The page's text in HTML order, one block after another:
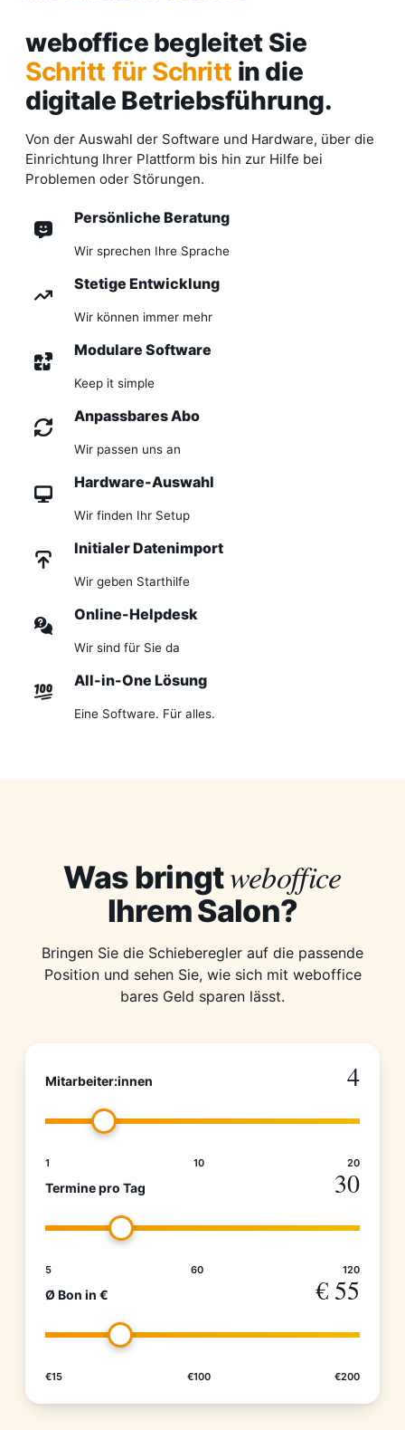
weboffice begleitet Sie
Schritt für Schritt in die
digitale Betriebsführung.
Von der Auswahl der Software und Hardware, über die
Einrichtung Ihrer Plattform bis hin zur Hilfe bei
Problemen oder Störungen.
Persönliche Beratung
Wir sprechen Ihre Sprache
Stetige Entwicklung
Wir können immer mehr
Modulare Software
Keep it simple
Anpassbares Abo
Wir passen uns an
Hardware-Auswahl
Wir finden Ihr Setup
Initialer Datenimport
Wir geben Starthilfe
Online-Helpdesk
Wir sind für Sie da
All-in-One Lösung
Eine Software. Für alles.
Was bringtweboffice
Ihrem Salon?
Bringen Sie die Schieberegler auf die passende
Position und sehen Sie, wie sich mit weboffice
bares Geld sparen lässt.
Mitarbeiter:innen 4
1 10 20
Termine pro Tag 30
5 60 120
Ø Bon in € € 55
€15 €100 €200